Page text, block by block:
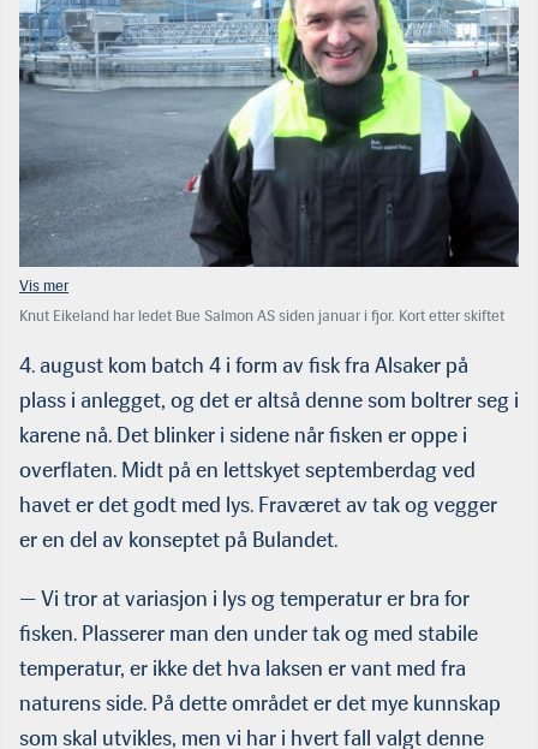
Knut Eikeland har ledet Bue Salmon AS siden januar i fjor. Kort etter skiftet
4. august kom batch 4 i form av fisk fra Alsaker på
plass i anlegget, og det er altså denne som boltrer seg i
karene nå. Det blinker i sidene når fisken er oppe i
overflaten. Midt på en lettskyet septemberdag ved
havet er det godt med lys. Fraværet av tak og vegger
er en del av konseptet på Bulandet.
— Vi tror at variasjon i lys og temperatur er bra for
fisken. Plasserer man den under tak og med stabile
temperatur, er ikke det hva laksen er vant med fra
naturens side. På dette området er det mye kunnskap
som skal utvikles, men vi har i hvert fall valgt denne